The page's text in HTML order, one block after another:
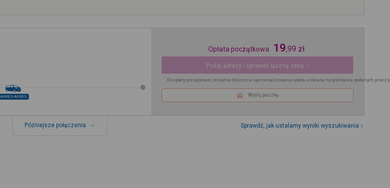
ADRES-ADRES
Opłata początkowa 19,99 zł
Podaj adresy i sprawdź łączną cenę
Do opłaty początkowej zostanie doliczona spersonalizowana opłata ustalana na podstawie podanych przez
Wyślij paczkę
Późniejsze połączenia Sprawdź, jak ustalamy wyniki wyszukiwania